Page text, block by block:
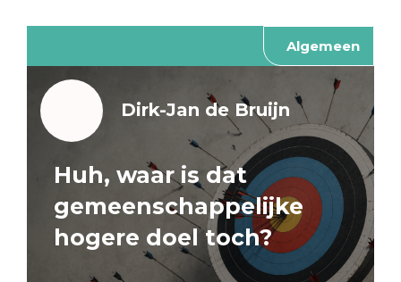
Algemeen
Dirk-Jan de Bruijn
Huh, waar is dat
gemeenschappelijke
hogere doel toch?